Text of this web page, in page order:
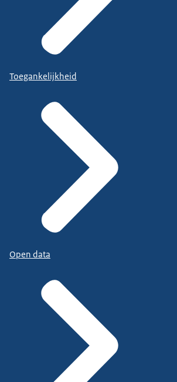
Toegankelijkheid
Open data